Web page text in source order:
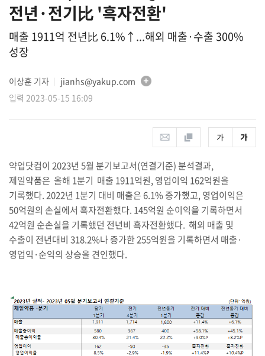
전년·전기比 '흑자전환'
매출 1911억 전년比 6.1%↑...해외 매출·수출 300%
성장
이상훈 기자
jianhs@yakup.com
입력 2023-05-15 16:09
약업닷컴이 2023년 5월 분기보고서(연결기준) 분석결과,
제일약품은 올해 1분기 매출 1911억원, 영업이익 162억원을
기록했다. 2022년 1분기 대비 매출은 6.1% 증가했고, 영업이익은
50억원의 손실에서 흑자전환했다. 145억원 순이익을 기록하면서
42억원 순손실을 기록했던 전년비 흑자전환했다. 해외 매출 및
수출이 전년대비 318.2%나 증가한 255억원을 기록하면서 매출·
영업익·순익의 상승을 견인했다.